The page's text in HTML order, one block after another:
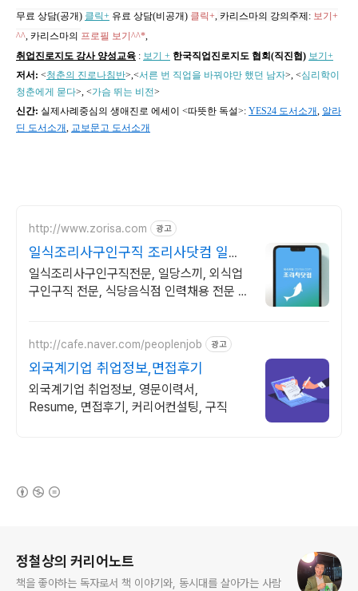
무료 상담(공개) 클릭+ 유료 상담(비공개) 클릭+, 카리스마의 강의주제 : 보기+
^^, 카리스마의 프로필 보기^^*,
취업진로지도 강사 양성교육 : 보기 + 한국직업진로지도 협회(직진협) 보기+
저서: <청춘의 진로나침반>,<서른 번 직업을 바꿔야만 했던 남자>, <심리학이
청춘에게 묻다>, <가슴 뛰는 비전>
신간: 실제사례중심의 생애진로 에세이 <따뜻한 독설>: YES24 도서소개, 알라
딘 도서소개, 교보문고 도서소개
http://www.zorisa.com 광고
일식조리사구인구직 조리사닷컴 일식
구인구직
일식조리사구인구직전문, 일당스끼, 외식업
구인구직 전문, 식당음식점 인력채용 전문 합
http://cafe.naver.com/peoplenjob 광고
외국계기업 취업정보,면접후기
외국계기업 취업정보, 영문이력서,
Resume, 면접후기, 커리어컨설팅, 구직
정철상의 커리어노트
책을 좋아하는 독자로서 책 이야기와, 동시대를 살아가는 사람